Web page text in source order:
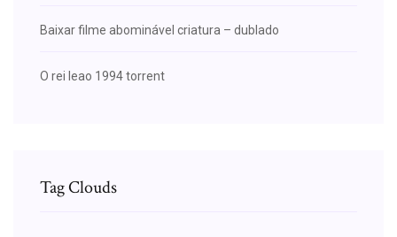
Baixar filme abominável criatura – dublado
O rei leao 1994 torrent
Tag Clouds